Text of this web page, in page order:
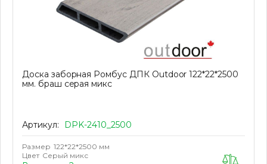
Доска заборная Ромбус ДПК Outdoor 122*22*2500
мм. браш серая микс
Артикул: DPK-2410_2500
Размер 122*22*2500 мм
Цвет Серый микс